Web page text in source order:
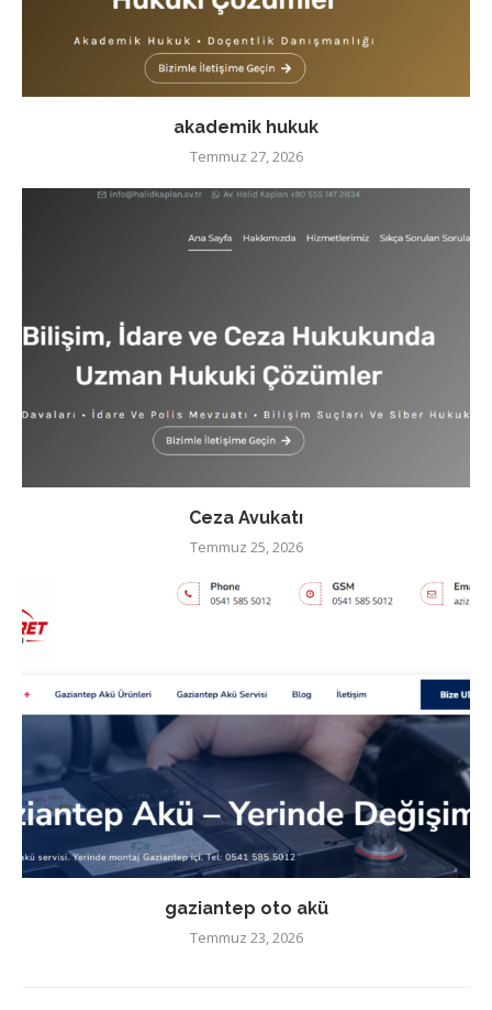
akademik hukuk
Temmuz 27, 2026
Ceza Avukatı
Temmuz 25, 2026
gaziantep oto akü
Temmuz 23, 2026